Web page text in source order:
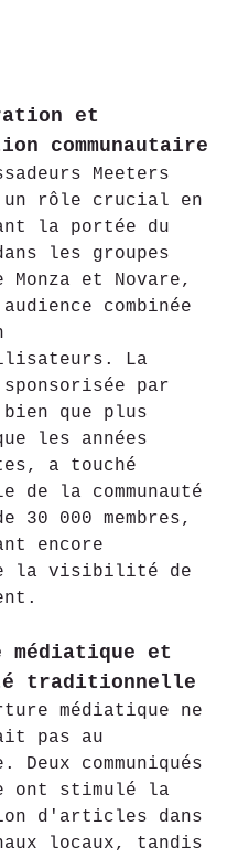
et
communautaire
Meeters
un rôle crucial en
la portée du
les groupes
Monza et Novare,
combinée
La
sponsorisée par
bien que plus
les années
a touché
de la communauté
30 000 membres,
encore
la visibilité de
médiatique et
traditionnelle
médiatique ne
pas au
Deux communiqués
ont stimulé la
d'articles dans
locaux, tandis